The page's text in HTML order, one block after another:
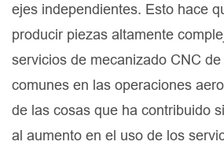
ejes independientes. Esto hace
producir piezas altamente
servicios de mecanizado CNC
comunes en las operaciones
de las cosas que ha contribuido
al aumento en el uso de los